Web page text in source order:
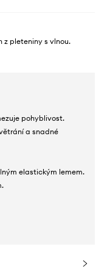
z pleteniny s vlnou.
pohyblivost.
a snadné
elastickým lemem.